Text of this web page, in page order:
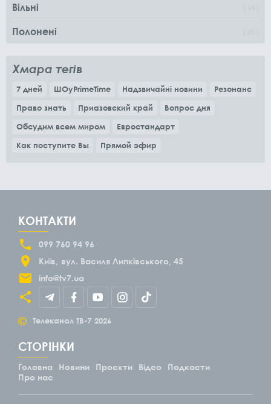
Вільні
Полонені
Хмара тегів
7 дней ШОуPrimeTime Надзвичайні новини
Резонанс
Право знать
Приазовский край
Вопрос дня
Обсудим всем миром
Евростандарт
Как поступите Вы
Прямой эфир
КОНТАКТИ
099 760 94 96
Київ
вул. Василя Липківського, 45
info@tv7.ua
© Телеканал ТВ-7 2026
СТОРІНКИ
Головна Новини Проєкти Відео
Подкасти
Про нас